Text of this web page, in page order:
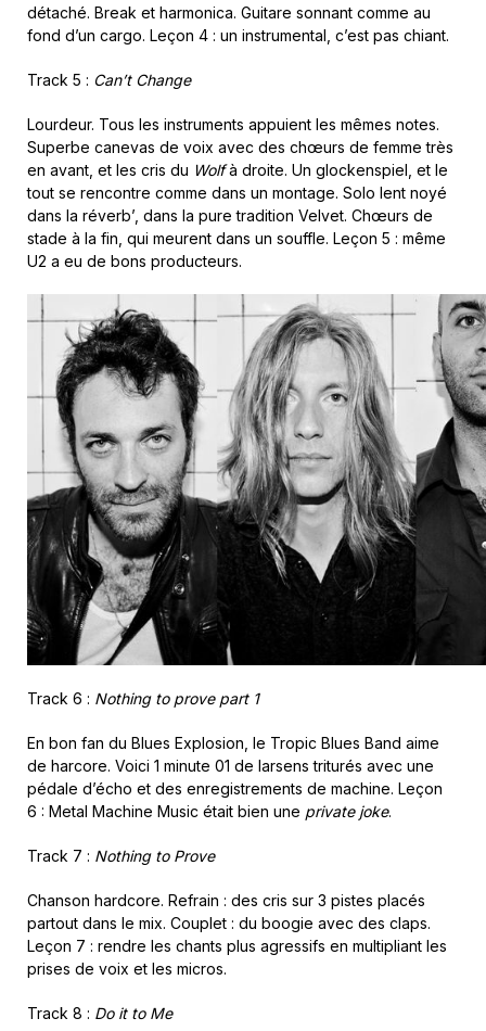
détaché. Break et harmonica. Guitare sonnant comme au
fond d’un cargo. Leçon 4 : un instrumental, c’est pas chiant.
Track 5 : Can’t Change
Lourdeur. Tous les instruments appuient les mêmes notes.
Superbe canevas de voix avec des chœurs de femme très
en avant, et les cris du Wolfà droite. Un glockenspiel, et le
tout se rencontre comme dans un montage. Solo lent noyé
dans la réverb’, dans la pure tradition Velvet. Chœurs de
stade à la fin, qui meurent dans un souffle. Leçon 5 : même
U2 a eu de bons producteurs.
Track 6 : Nothing to prove part 1
En bon fan du Blues Explosion, le Tropic Blues Band aime
de harcore. Voici 1 minute 01 de larsens triturés avec une
pédale d’écho et des enregistrements de machine. Leçon
6 : Metal Machine Music était bien une private joke.
Track 7 : Nothing to Prove
Chanson hardcore. Refrain : des cris sur 3 pistes placés
partout dans le mix. Couplet : du boogie avec des claps.
Leçon 7 : rendre les chants plus agressifs en multipliant les
prises de voix et les micros.
Track 8 : Do it to Me